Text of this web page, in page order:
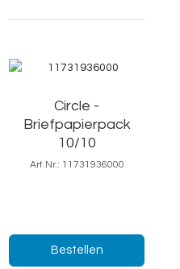
Circle -
Briefpapierpack
10/10
Art.Nr.: 11731936000
Bestellen